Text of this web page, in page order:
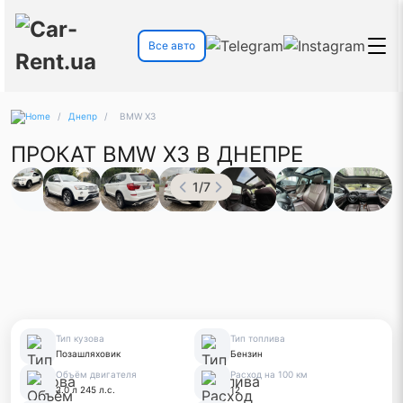
Все авто
/ Днепр / BMW X3
ПРОКАТ BMW X3 В ДНЕПРЕ
1/7
Тип кузова
Позашляховик
Тип топлива
Бензин
Объём двигателя
2.0 л 245 л.с.
Расход на 100 км
12